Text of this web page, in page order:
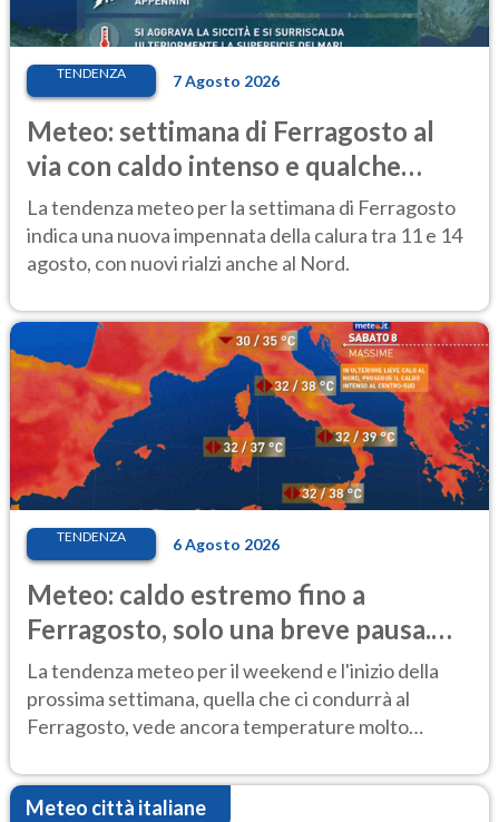
TENDENZA 7 Agosto 2026
Meteo: settimana di Ferragosto al
via con caldo intenso e qualche
temporale
La tendenza meteo per la settimana di Ferragosto
indica una nuova impennata della calura tra 11 e 14
agosto, con nuovi rialzi anche al Nord.
TENDENZA 6 Agosto 2026
Meteo: caldo estremo fino a
Ferragosto, solo una breve pausa.
Ecco dove
La tendenza meteo per il weekend e l'inizio della
prossima settimana, quella che ci condurrà al
Ferragosto, vede ancora temperature molto
Meteo città italiane